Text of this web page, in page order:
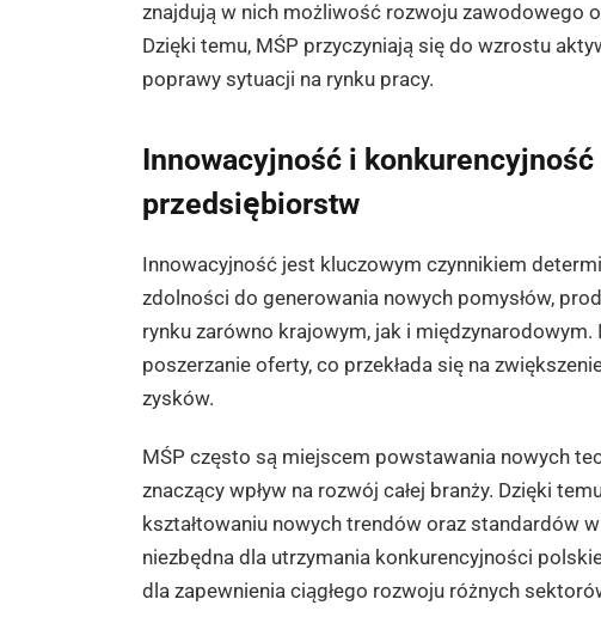
znajdują w nich możliwość rozwoju zawodowego
Dzięki temu, MŚP przyczyniają się do wzrostu
poprawy sytuacji na rynku pracy.
Innowacyjność i konkurencyjność
przedsiębiorstw
Innowacyjność jest kluczowym czynnikiem
zdolności do generowania nowych pomysłów,
rynku zarówno krajowym, jak i
poszerzanie oferty, co przekłada się na
zysków.
MŚP często są miejscem powstawania nowych
znaczący wpływ na rozwój całej branży. Dzięki
kształtowaniu nowych trendów oraz standardów
niezbędna dla utrzymania konkurencyjności
dla zapewnienia ciągłego rozwoju różnych